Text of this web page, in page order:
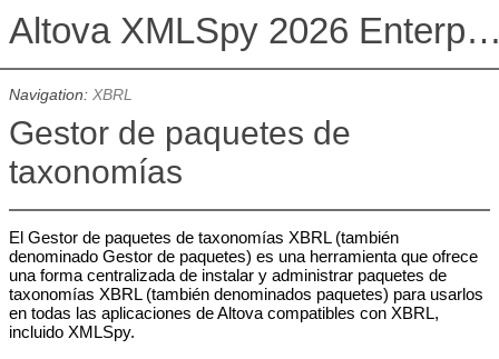
Altova XMLSpy 2026
Navigation: XBRL
Gestor de paquetes de
taxonomías
El Gestor de paquetes de taxonomías XBRL (también
denominado Gestor de paquetes) es una herramienta que ofrece
una forma centralizada de instalar y administrar paquetes de
taxonomías XBRL (también denominados paquetes) para usarlos
en todas las aplicaciones de Altova compatibles con XBRL,
incluido XMLSpy.